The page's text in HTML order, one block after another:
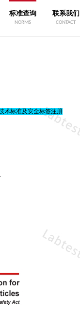
标准查询
NORMS
联系我们
CONTACT
术标准及安全标签注册